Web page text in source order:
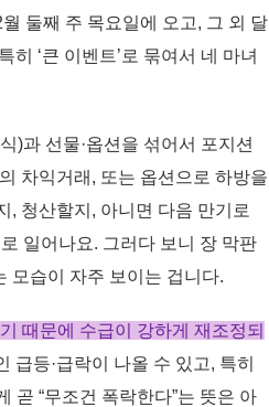
둘째 주 목요일에 오고, 그 외 달
‘큰 이벤트’로 묶여서 네 마녀
)과 선물·옵션을 섞어서 포지션
차익거래, 또는 옵션으로 하방을
, 청산할지, 아니면 다음 만기로
일어나요. 그러다 보니 장 막판
모습이 자주 보이는 겁니다.
때문에 수급이 강하게 재조정되
급등·급락이 나올 수 있고, 특히
곧 “무조건 폭락한다”는 뜻은 아